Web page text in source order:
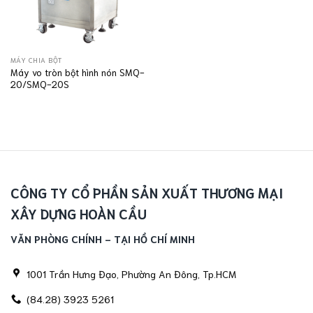
MÁY CHIA BỘT
Máy vo tròn bột hình nón SMQ-
20/SMQ-20S
CÔNG TY CỔ PHẦN SẢN XUẤT THƯƠNG MẠI
XÂY DỰNG HOÀN CẦU
VĂN PHÒNG CHÍNH - TẠI HỒ CHÍ MINH
1001 Trần Hưng Đạo, Phường An Đông, Tp.HCM
(84.28) 3923 5261